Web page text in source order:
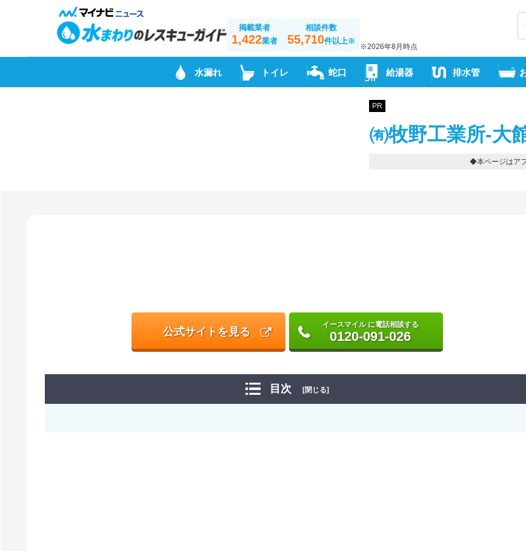
掲載業者
1,422業者
相談件数
55,710件以上※
※2026年8月時点
水漏れ トイレ 蛇口 給湯器 排水管
PR
㈲牧野工業所-大
◆本ページはア
公式サイトを見る
イースマイル に電話相談する
0120-091-026
目次 [閉じる]